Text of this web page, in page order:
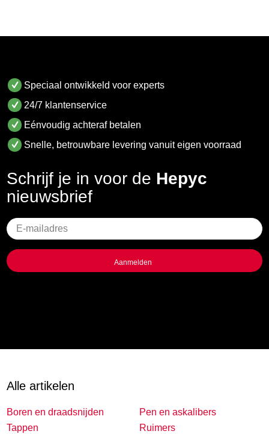
Speciaal ontwikkeld voor experts
24/7 klantenservice
Eénvoudig achteraf betalen
Snelle, betrouwbare levering vanuit eigen voorraad
Schrijf je in voor de Hepyc
nieuwsbrief
Geen
titel
Alle artikelen
Boren en draadsnijden
Tappen
Pen en askalibers
Ruimers